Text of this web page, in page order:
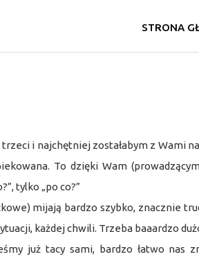
STRONA
i najchętniej zostałabym z Wami
To dzięki Wam
tylko „po co?”
mijają bardzo szybko, znacznie
każdej chwili. Trzeba baaardzo
już tacy sami, bardzo łatwo nas